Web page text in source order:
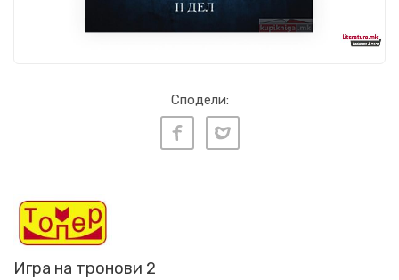
Сподели:
Игра на тронови 2